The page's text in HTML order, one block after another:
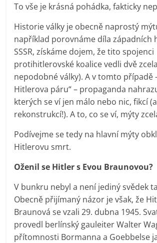
To vše je krásná pohádka, fakticky
Historie války je obecně naprostý
například porovnáme díla západních
SSSR, získáme dojem, že tito spojenci
protihitlerovské koalice vedli dvě
nepodobné války). A v tomto případě
Hitlerova páru“ – propaganda
kterých se ví jen málo nebo nic, fikcí
rekonstrukcí!). A to, co se ví, mýty
Podívejme se tedy na hlavní mýty
Hitlerovu smrt.
Oženil se Hitler s Evou Braunovou?
V bunkru nebyl a není jediný svědek
Obecně přijímaný názor je však, že
Braunová se vzali 29. dubna 1945.
provedl berlínský gauleiter Walter
přítomnosti Bormanna a Goebbelse